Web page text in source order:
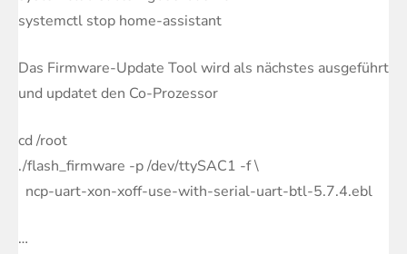
systemctl stop home-assistant
Das Firmware-Update Tool wird als nächstes ausgeführt
und updatet den Co-Prozessor
cd /root
./flash_firmware -p /dev/ttySAC1 -f \
ncp-uart-xon-xoff-use-with-serial-uart-btl-5.7.4.ebl
…